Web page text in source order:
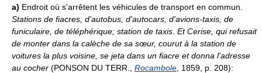
a) Endroit où s'arrêtent les véhicules de transport en commun.
Stations de fiacres, d'autobus, d'autocars, d'avions-taxis, de
funiculaire, de téléphérique; station de taxis Et Cerise, qui refusait
de monter dans la calèche de sa sœur, courut à la station de
voitures la plus voisine, se jeta dans un fiacre et donna l'adresse
au cocher (PONSON DU TERR., Rocambole , 1859, p. 208):